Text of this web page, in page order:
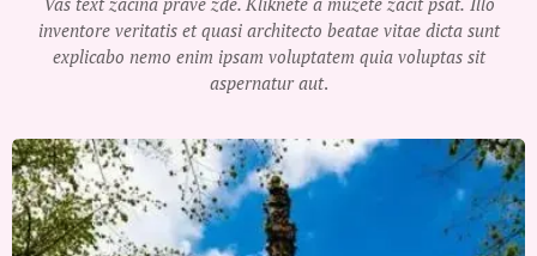
inventore veritatis et quasi architecto beatae vitae dicta sunt
explicabo nemo enim ipsam voluptatem quia voluptas sit
aspernatur aut.